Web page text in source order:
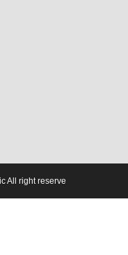
All right reserve